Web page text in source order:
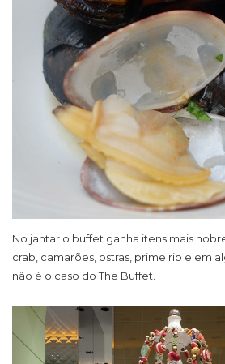
No jantar o buffet ganha itens mais
crab, camarões, ostras, prime rib e em
não é o caso do The Buffet.